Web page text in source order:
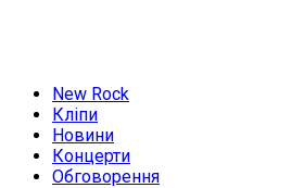
New Rock
Кліпи
Новини
Концерти
Обговорення